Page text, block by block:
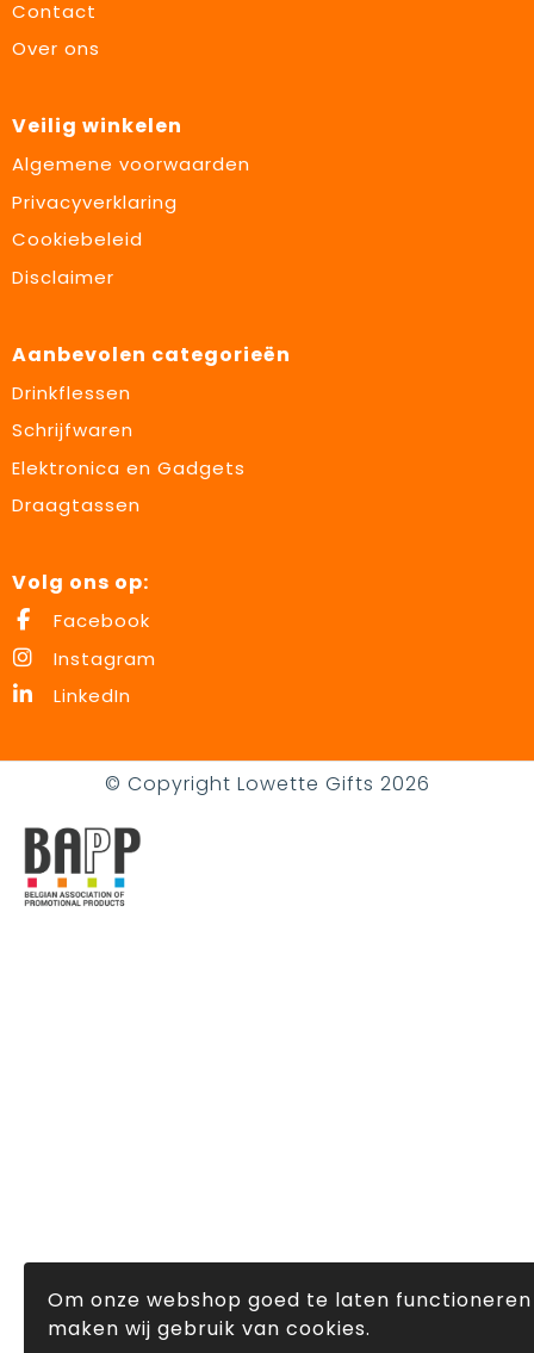
Contact
Over ons
Veilig winkelen
Algemene voorwaarden
Privacyverklaring
Cookiebeleid
Disclaimer
Aanbevolen categorieën
Drinkflessen
Schrijfwaren
Elektronica en Gadgets
Draagtassen
Volg ons op:
Facebook
Instagram
LinkedIn
© Copyright Lowette Gifts 2026
Om onze webshop goed te laten functioneren
maken wij gebruik van cookies.